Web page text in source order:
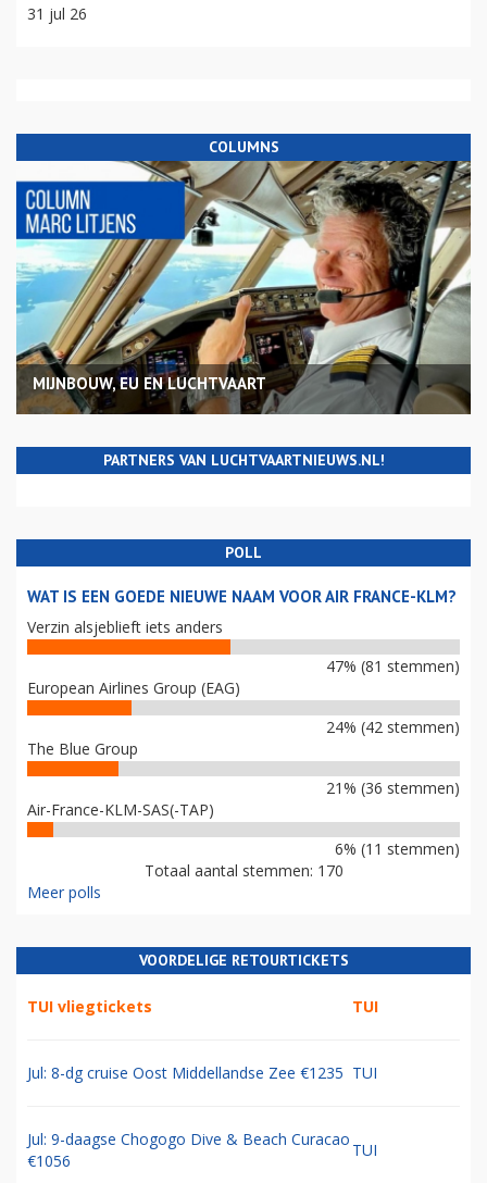
31 jul 26
COLUMNS
MIJNBOUW, EU EN LUCHTVAART
PARTNERS VAN LUCHTVAARTNIEUWS.NL!
POLL
WAT IS EEN GOEDE NIEUWE NAAM VOOR AIR FRANCE-KLM?
Verzin alsjeblieft iets anders
47% (81 stemmen)
European Airlines Group (EAG)
24% (42 stemmen)
The Blue Group
21% (36 stemmen)
Air-France-KLM-SAS(-TAP)
6% (11 stemmen)
Totaal aantal stemmen: 170
Meer polls
VOORDELIGE RETOURTICKETS
TUI vliegtickets TUI
Jul: 8-dg cruise Oost Middellandse Zee €1235 TUI
Jul: 9-daagse Chogogo Dive & Beach Curacao
€1056
TUI